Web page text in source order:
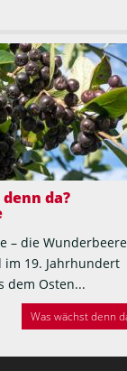
da?
– die
im 19. Jahrhundert
dem Osten...
Was wächst denn